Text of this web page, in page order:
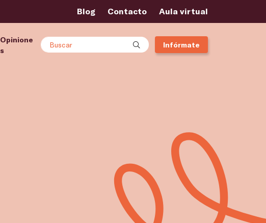
Blog Contacto Aula virtual
Opinione
s
Buscar Infórmate